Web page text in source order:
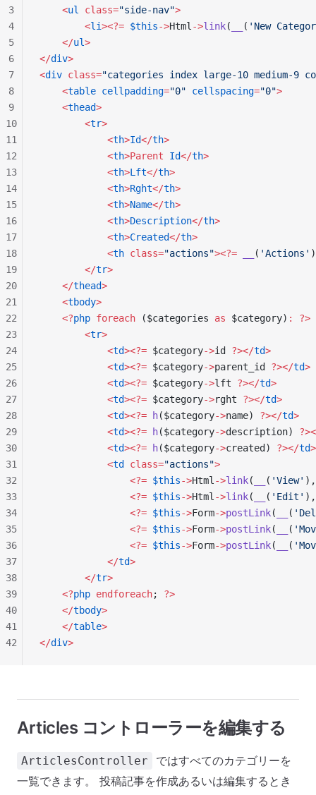
    <
ul class="side-nav">
        <
li><?= $this->Html ->link( ( 'New
    </
ul>
</div>
<div class="categories index large-10 medium-9
    <
table cellpadding="0" cellspacing="0">
    <
thead>
        <
tr>
            <
th>Id</th>
            <
th>Parent Id</th>
            <
th>Lft</th>
            <
th>Rght</th>
            <
th>Name</th>
            <
th>Description</th>
            <
th>Created</th>
            <
th class="actions"><?= ( 'Actions'
        </
tr>
    </
thead>
    <
tbody>
    <?
php foreach ($categories as $category) :
?>
        <
tr>
            <
td><?= $category->id ?></td>
            <
td><?= $category->parent_id ?></td>
            <
td><?= $category->lft ?></td>
            <
td><?= $category->rght ?></td>
            <
td><?= h($category->name) ?></td>
            <
td><?= h($category->description)
            <
td><?= h($category->created) ?></td>
            <
td class="actions">
                <?=
$this->Html ->link( ( 'View'
                <?=
$this->Html ->link( ( 'Edit'
                <?=
$this->Form->postLink( (
                <?=
$this->Form->postLink( (
                <?=
$this->Form->postLink( (
            </
td>
        </
tr>
    <?
php endforeach; ?>
    </
tbody>
    </
table>
</div>
3
4
5
6
7
8
9
10
11
12
13
14
15
16
17
18
19
20
21
22
23
24
25
26
27
28
29
30
31
32
33
34
35
36
37
38
39
40
41
42
Articles コントローラーを編集する
ArticlesController
ではすべてのカテゴリーを
一覧できます。 投稿記事を作成あるいは編集するとき